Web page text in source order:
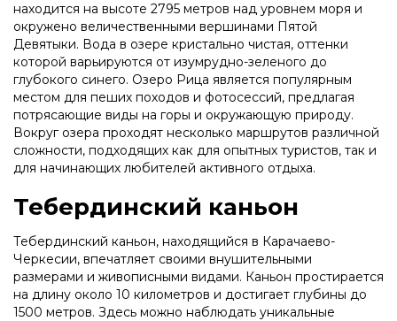
находится на высоте 2795 метров над уровнем моря и
окружено величественными вершинами Пятой
Девятыки. Вода в озере кристально чистая, оттенки
которой варьируются от изумрудно-зеленого до
глубокого синего. Озеро Рица является популярным
местом для пеших походов и фотосессий, предлагая
потрясающие виды на горы и окружающую природу.
Вокруг озера проходят несколько маршрутов различной
сложности, подходящих как для опытных туристов, так и
для начинающих любителей активного отдыха.
Тебердинский каньон
Тебердинский каньон, находящийся в Карачаево-
Черкесии, впечатляет своими внушительными
размерами и живописными видами. Каньон простирается
на длину около 10 километров и достигает глубины до
1500 метров. Здесь можно наблюдать уникальные